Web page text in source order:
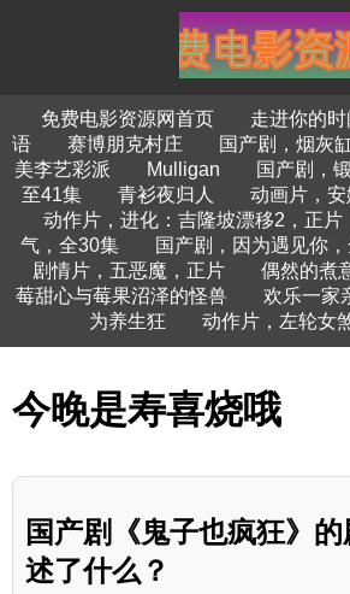
免费电影资源网首页 走进你的时
语
赛博朋克村庄 国产剧，烟灰
美李艺彩派
Mulligan
国产剧，
至41集
青衫夜归人
动画片，
动作片，进化：吉隆坡漂移2，正片
气，全30集
国产剧，因为遇见你
剧情片，五恶魔，正片
偶然的煮
莓甜心与莓果沼泽的怪兽
欢乐一家
为养生狂
动作片，左轮女
今晚是寿喜烧哦
国产剧《鬼子也疯狂》
述了什么？